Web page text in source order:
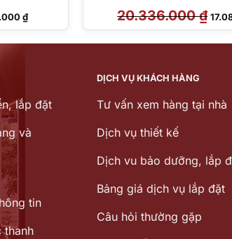
₫Giá
hiện
tại
7.682.000 ₫.
20.336.000₫ Giá
gốc
là:
lắp đặt
và
tin
thanh
DỊCH VỤ KHÁCH HÀNG
Tư vấn xem hàng tại nhà
Dịch vụ thiết kế
Dịch vu bảo dưỡng, lắp
Bảng giá dịch vụ lắp đặt
Câu hỏi thường gặp